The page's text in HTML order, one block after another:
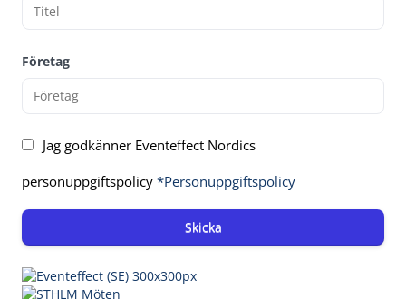
Företag
Jag godkänner Eventeffect Nordics
personuppgiftspolicy *Personuppgiftspolicy
Skicka